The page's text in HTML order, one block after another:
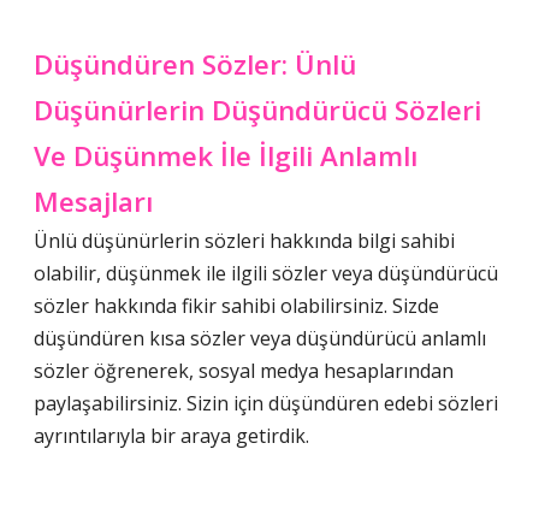
Düşündüren Sözler: Ünlü
Düşünürlerin Düşündürücü Sözleri
Ve Düşünmek İle İlgili Anlamlı
Mesajları
Ünlü düşünürlerin sözleri hakkında bilgi sahibi
olabilir, düşünmek ile ilgili sözler veya düşündürücü
sözler hakkında fikir sahibi olabilirsiniz. Sizde
düşündüren kısa sözler veya düşündürücü anlamlı
sözler öğrenerek, sosyal medya hesaplarından
paylaşabilirsiniz. Sizin için düşündüren edebi sözleri
ayrıntılarıyla bir araya getirdik.